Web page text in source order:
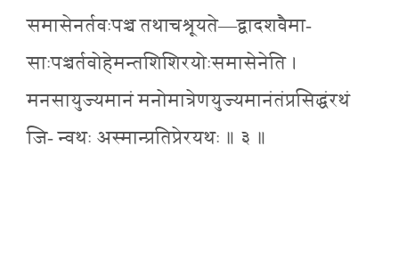
समासेनर्तवःपञ्च तथाचश्रूयते—द्वादशवैमा-
साःपञ्चर्तवोहेमन्तशिशिरयोःसमासेनेति ।
मनसायुज्यमानं मनोमात्रेणयुज्यमानंतंप्रसिद्धंरथं
जि- न्वथः अस्मान्प्रतिप्रेरयथः ॥ ३ ॥